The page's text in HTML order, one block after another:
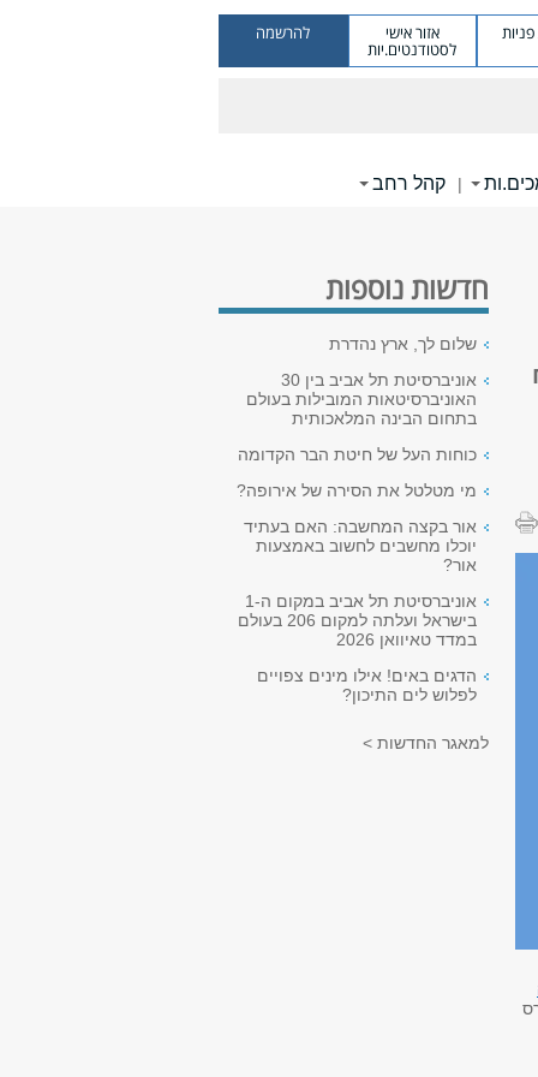
אזור אישי
לסטודנטים.יות
להרשמה
| קהל רחב
חדשות נוספות
שלום לך, ארץ נהדרת
אוניברסיטת תל אביב בין 30
האוניברסיטאות המובילות בעולם
בתחום הבינה המלאכותית
כוחות העל של חיטת הבר הקדומה
מי מטלטל את הסירה של אירופה?
אור בקצה המחשבה: האם בעתיד
יוכלו מחשבים לחשוב באמצעות
אור?
אוניברסיטת תל אביב במקום ה-1
בישראל ועלתה למקום 206 בעולם
במדד טאיוואן 2026
הדגים באים! אילו מינים צפויים
לפלוש לים התיכון?
למאגר החדשות >